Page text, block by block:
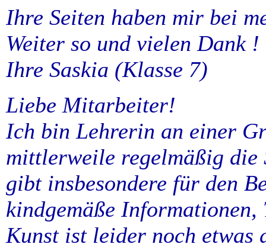
Ihre Seiten haben mir bei
Weiter so und vielen Dank !
Ihre Saskia (Klasse 7)
Liebe Mitarbeiter!
Ich bin Lehrerin an einer
mittlerweile regelmäßig die
gibt insbesondere für den
kindgemäße
Kunst ist leider noch etwas